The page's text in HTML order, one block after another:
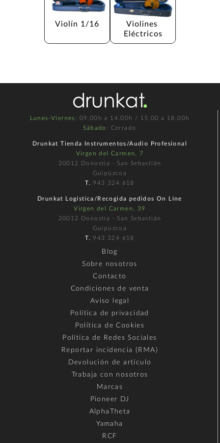
Violín 1/16
Violines
Eléctricos
Lunes-Viernes : 09.00h a 14.00h / 15.00 a 18.00h
Sábado : Cerrado
Drunkat Tienda Instrumentos/Audio Profesional
Virgen del Carmen, 7
20012 Donostia - San Sebastián
Guipúzcoa
T. 943 324 618
Drunkat Logística/Recogida pedidos On Line
Virgen del Carmen, 39
20012 Donostia - San Sebastián
Guipúzcoa
T. 943 324 618
Blog
Sobre nosotros
Contacto
Condiciones de venta
Aviso legal
Política de privacidad
Política de Cookies
Política de Redes Sociales
Reportar incidencia (RMA)
Devolución de artículo
Trabaja con nosotros
Marcas
Pioneer DJ
AlphaTheta
Yamaha
RCF